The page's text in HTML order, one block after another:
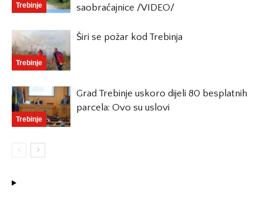
Trebinje
saobraćajnice /VIDEO/
Trebinje
Širi se požar kod Trebinja
Trebinje
Grad Trebinje uskoro dijeli 80 besplatnih
parcela: Ovo su uslovi